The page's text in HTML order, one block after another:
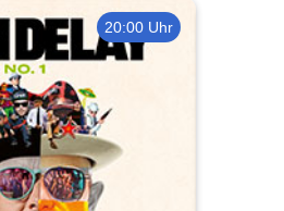
20:00 Uhr